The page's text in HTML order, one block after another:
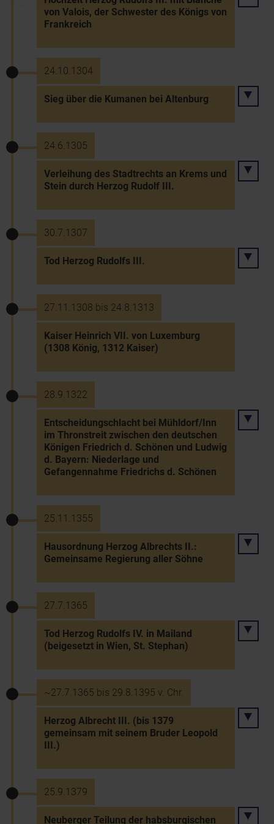
von Valois, der Schwester des Königs von
Frankreich
24.10.1304
Sieg über die Kumanen bei Altenburg
24.6.1305
Verleihung des Stadtrechts an Krems und
Stein durch Herzog Rudolf III.
30.7.1307
Tod Herzog Rudolfs III.
27.11.1308 bis 24.8.1313
Kaiser Heinrich VII. von Luxemburg
(1308 König, 1312 Kaiser)
28.9.1322
Entscheidungschlacht bei Mühldorf/Inn
im Thronstreit zwischen den deutschen
Königen Friedrich d. Schönen und Ludwig
d. Bayern: Niederlage und
Gefangennahme Friedrichs d. Schönen
25.11.1355
Hausordnung Herzog Albrechts II.:
Gemeinsame Regierung aller Söhne
27.7.1365
Tod Herzog Rudolfs IV. in Mailand
(beigesetzt in Wien, St. Stephan)
~27.7.1365 bis 29.8.1395 v. Chr.
Herzog Albrecht III. (bis 1379
gemeinsam mit seinem Bruder Leopold
III.)
25.9.1379
Neuberger Teilung der habsburgischen